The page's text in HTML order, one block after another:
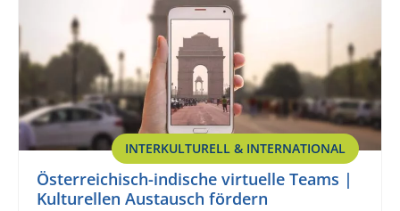
INTERKULTURELL & INTERNATIONAL
Österreichisch-indische virtuelle Teams |
Kulturellen Austausch fördern